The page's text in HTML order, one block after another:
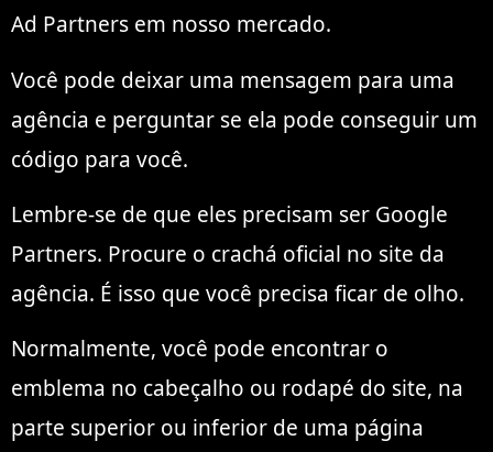
Ad Partners em nosso mercado.
Você pode deixar uma mensagem para uma
agência e perguntar se ela pode conseguir um
código para você.
Lembre-se de que eles precisam ser Google
Partners. Procure o crachá oficial no site da
agência. É isso que você precisa ficar de olho.
Normalmente, você pode encontrar o
emblema no cabeçalho ou rodapé do site, na
parte superior ou inferior de uma página